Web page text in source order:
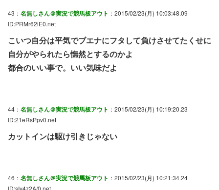
43： 名無しさん＠実況で競馬板アウト ：2015/02/23(月) 10:03:48.09
ID:PRMr62iE0.net
こいつ自分は平気でブエナにフタして負けさせてたくせに
自分がやられたら憮然とするのかよ
都合のいい事で。いい気味だよ
44： 名無しさん＠実況で競馬板アウト ：2015/02/23(月) 10:19:20.23
ID:21eRsPpv0.net
カットインは駆け引きじゃない
46： 名無しさん＠実況で競馬板アウト ：2015/02/23(月) 10:21:34.24